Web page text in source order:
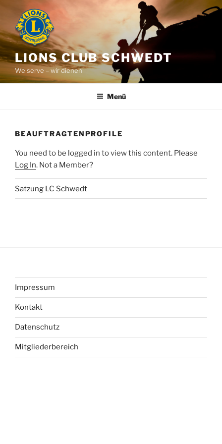
springen
LIONS CLUB SCHWEDT
We serve – wir dienen
Menü
BEAUFTRAGTENPROFILE
You need to be logged in to view this content. Please
Log In. Not a Member?
Satzung LC Schwedt
Impressum
Kontakt
Datenschutz
Mitgliederbereich